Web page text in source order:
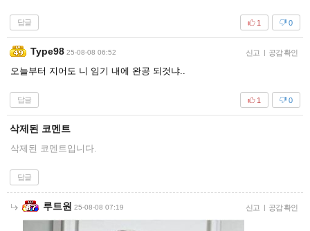
답글 0
1
Type98 25-08-08 06:52 신고 | 공감 확인
오늘부터 지어도 니 임기 내에 완공 되것냐..
답글 0
1
삭제된 코멘트
삭제된 코멘트입니다.
답글
루트원 25-08-08 07:19 신고 | 공감 확인